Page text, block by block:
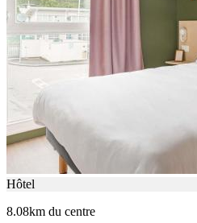
Hôtel
8.08km du centre